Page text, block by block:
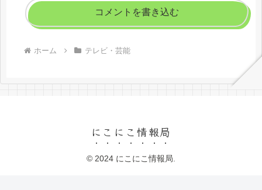
コメントを書き込む
ホーム テレビ・芸能
にこにこ情報局
© 2024 にこにこ情報局.